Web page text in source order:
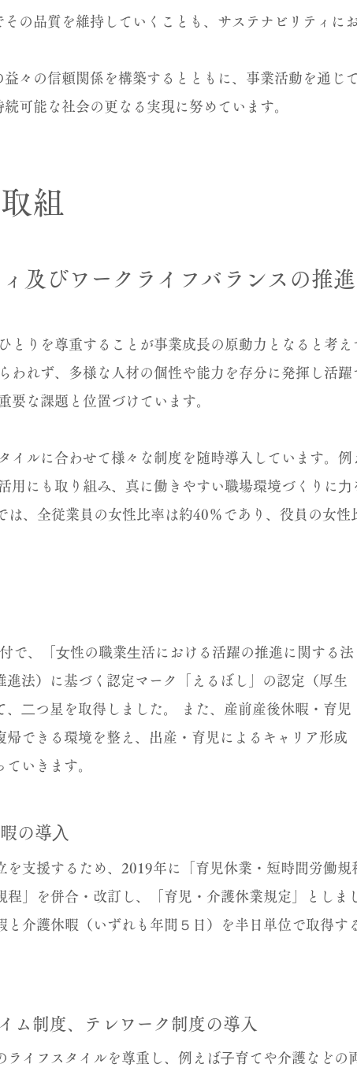
の品質を維持していくことも、サステナビリティに
益々の信頼関係を構築するとともに、事業活動を通じ
可能な社会の更なる実現に努めています。
組
及びワークライフバランスの推進
とりを尊重することが事業成長の原動力となると考え
われず、多様な人材の個性や能力を存分に発揮し活躍
要な課題と位置づけています。
イルに合わせて様々な制度を随時導入しています。例
用にも取り組み、真に働きやすい職場環境づくりに⼒
は、全従業員の女性比率は約40％であり、役員の女性
で、「⼥性の職業⽣活における活躍の推進に関する法
進法）に基づく認定マーク「えるぼし」の認定（厚生
、⼆つ星を取得しました。 また、産前産後休暇・育児
帰できる環境を整え、出産・育児によるキャリア形成
いきます。
の導⼊
を支援するため、2019年に「育児休業・短時間労働規
程」を併合・改訂し、「育児・介護休業規定」としま
と介護休暇（いずれも年間５日）を半日単位で取得す
ム制度、テレワーク制度の導入
ライフスタイルを尊重し、例えば⼦育てや介護などの